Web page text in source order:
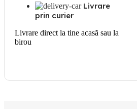
Livrare
prin curier
Livrare direct la tine acasă sau la
birou